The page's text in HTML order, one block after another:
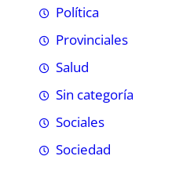
Política
Provinciales
Salud
Sin categoría
Sociales
Sociedad